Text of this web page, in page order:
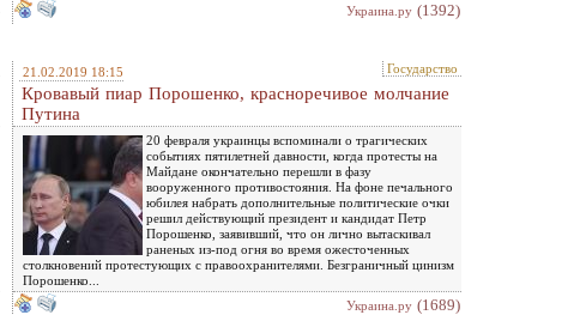
Украина.ру (1392)
21.02.2019 18:15 Государство
Кровавый пиар Порошенко, красноречивое молчание
Путина
20 февраля украинцы вспоминали о трагических
событиях пятилетней давности, когда протесты на
Майдане окончательно перешли в фазу
вооруженного противостояния. На фоне печального
юбилея набрать дополнительные политические очки
решил действующий президент и кандидат Петр
Порошенко, заявивший, что он лично вытаскивал
раненых из-под огня во время ожесточенных
столкновений протестующих с правоохранителями. Безграничный цинизм
Порошенко...
Украина.ру (1689)